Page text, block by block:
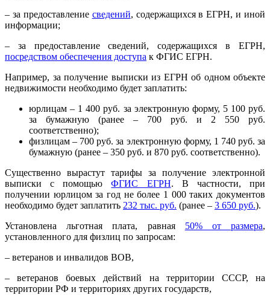
– за предоставление сведений, содержащихся в ЕГРН, и иной
информации;
– за предоставление сведений, содержащихся в ЕГРН,
посредством обеспечения доступа к ФГИС ЕГРН.
Например, за получение выписки из ЕГРН об одном объекте
недвижимости необходимо будет заплатить:
юрлицам – 1 400 руб. за электронную форму, 5 100 руб.
за бумажную (ранее – 700 руб. и 2 550 руб.
соответственно);
физлицам – 700 руб. за электронную форму, 1 740 руб. за
бумажную (ранее – 350 руб. и 870 руб. соответственно).
Существенно вырастут тарифы за получение электронной
выписки с помощьюФГИС ЕГРН. В частности, при
получении юрлицом за год не более 1 000 таких документов
необходимо будет заплатить 232 тыс. руб. (ранее – 3 650 руб.).
Установлена льготная плата, равная 50% от размера,
установленного для физлиц по запросам:
– ветеранов и инвалидов ВОВ,
– ветеранов боевых действий на территории СССР, на
территории РФ и территориях других государств,